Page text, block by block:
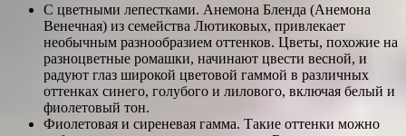
С цветными лепестками. Анемона Бленда (Анемона
Венечная) из семейства Лютиковых, привлекает
необычным разнообразием оттенков. Цветы, похожие на
разноцветные ромашки, начинают цвести весной, и
радуют глаз широкой цветовой гаммой в различных
оттенках синего, голубого и лилового, включая белый и
фиолетовый тон.
Фиолетовая и сиреневая гамма. Такие оттенки можно